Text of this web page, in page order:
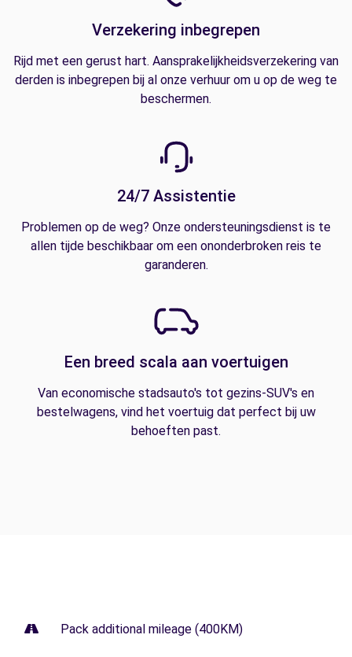
Verzekering inbegrepen
Rijd met een gerust hart. Aansprakelijkheidsverzekering van
derden is inbegrepen bij al onze verhuur om u op de weg te
beschermen.
24/7 Assistentie
Problemen op de weg? Onze ondersteuningsdienst is te
allen tijde beschikbaar om een ononderbroken reis te
garanderen.
Een breed scala aan voertuigen
Van economische stadsauto's tot gezins-SUV's en
bestelwagens, vind het voertuig dat perfect bij uw
behoeften past.
Pack additional mileage (400KM)